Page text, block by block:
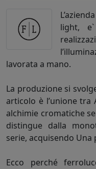
light,
lavorata a mano.
La produzione si
articolo è l’unione
alchimie cromatiche
distingue dalla
serie, acquisendo Una
Ecco perché